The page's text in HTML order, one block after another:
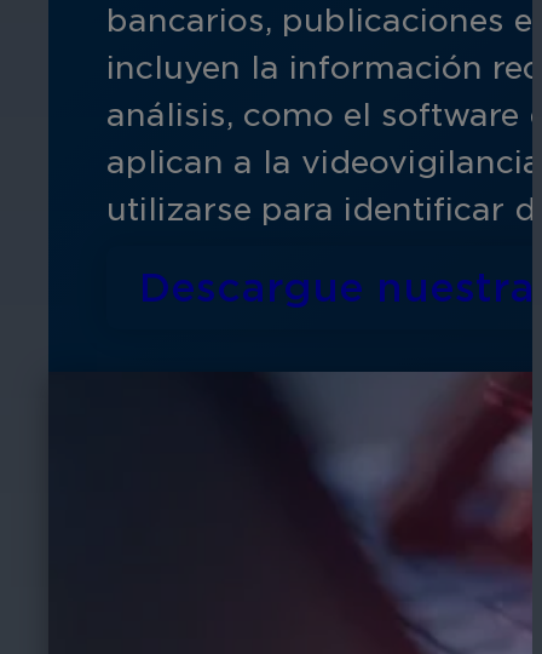
bancarios, publicaciones
incluyen la información
análisis, como el software
aplican a la
utilizarse para identificar
Descargue nuestra